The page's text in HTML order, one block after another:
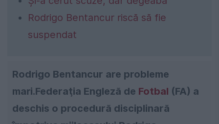
Rodrigo Bentancur riscă să fie
suspendat
Rodrigo Bentancur are probleme
mari.Federaţia Engleză de Fotbal (FA) a
deschis o procedură disciplinară